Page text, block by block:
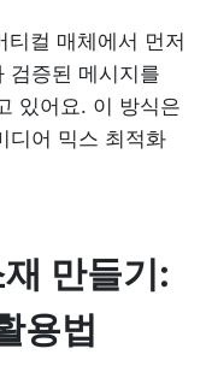
티컬 매체에서 먼저
검증된 메시지를
있어요. 이 방식은
디어 믹스 최적화
만들기:
용법